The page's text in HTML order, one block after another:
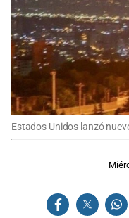
Estados Unidos lanzó